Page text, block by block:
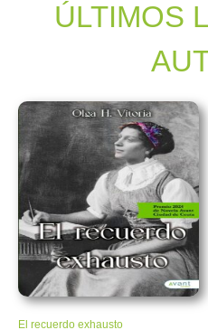
ÚLTIMOS
El recuerdo exhausto